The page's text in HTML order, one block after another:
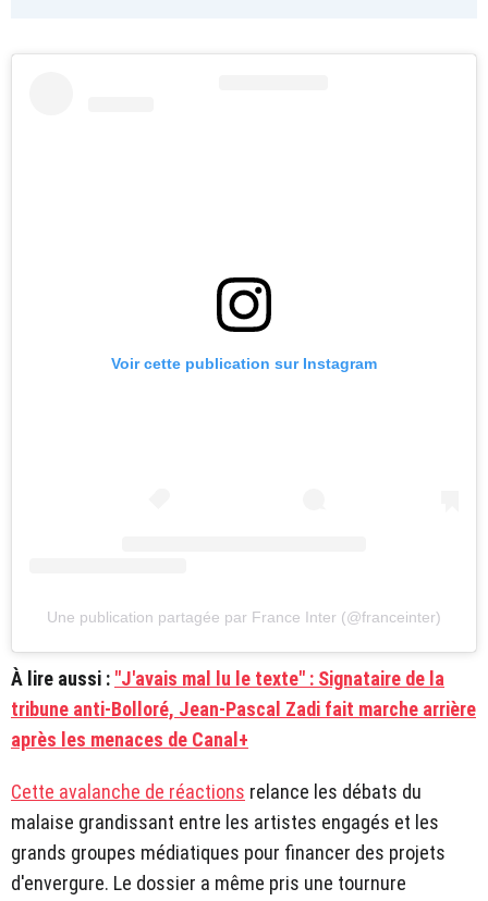
Voir cette publication sur Instagram
Une publication partagée par France Inter (@franceinter)
À lire aussi : "J'avais mal lu le texte" : Signataire de la
tribune anti-Bolloré, Jean-Pascal Zadi fait marche arrière
après les menaces de Canal+
Cette avalanche de réactions relance les débats du
malaise grandissant entre les artistes engagés et les
grands groupes médiatiques pour financer des projets
d'envergure. Le dossier a même pris une tournure